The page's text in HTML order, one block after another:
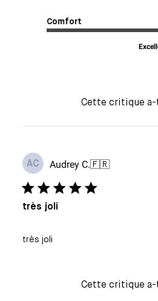
Comfort
Cette critique
AC Audrey C.🇫🇷
très joli
très joli
Cette critique